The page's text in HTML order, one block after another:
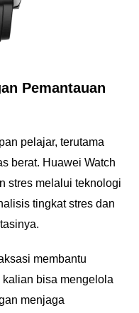
Pemantauan
pelajar, terutama
berat. Huawei Watch
stres melalui teknologi
tingkat stres dan
membantu
bisa mengelola
menjaga